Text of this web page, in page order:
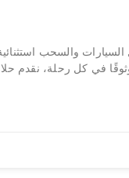
والسحب
في كل رحلة، نقدم